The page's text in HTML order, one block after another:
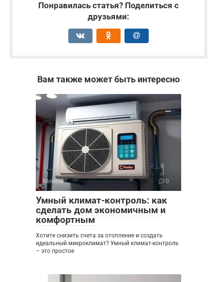
Понравилась статья? Поделиться с
друзьями:
Вам также может быть интересно
Мебель 0
Умный климат-контроль: как
сделать дом экономичным и
комфортным
Хотите снизить счета за отопление и создать
идеальный микроклимат? Умный климат-контроль
– это простое